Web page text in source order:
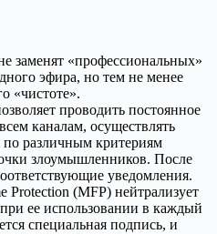
заменят «профессиональных»
эфира, но тем не менее
«чистоте».
проводить постоянное
каналам, осуществлять
различным критериям
злоумышленников. После
уведомления.
Protection (MFP) нейтрализует
ее использовании в каждый
специальная подпись, и